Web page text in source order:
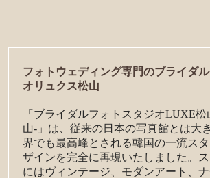
フォトウェディング専門のブライダ
オリュクス松山
「ブライダルフォトスタジオLUXE
山-」は、従来の日本の写真館とは大
界でも最高峰とされる韓国の一流ス
ザインを完全に再現いたしました。
にはヴィンテージ、モダンアート、